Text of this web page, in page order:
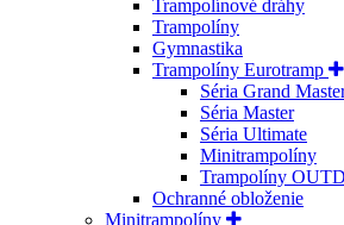
Trampolínové dráhy
Trampolíny
Gymnastika
Trampolíny Eurotramp
Séria Grand
Séria Master
Séria Ultimate
Minitrampolíny
Trampolíny
Ochranné obloženie
Minitrampolíny